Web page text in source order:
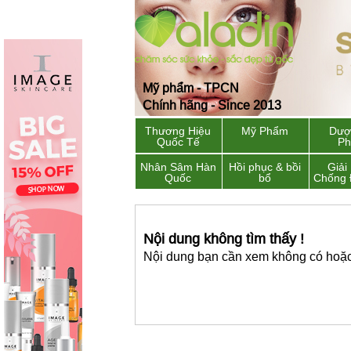
Mỹ phẩm - TPCN
Chính hãng - Since 2013
Thương Hiệu
Quốc Tế
Mỹ Phẩm
Nhân Sâm Hàn
Quốc
Hồi phục & bồi
bổ
Giải
Chống
Nội dung không tìm thấy !
Nội dung bạn cần xem không có